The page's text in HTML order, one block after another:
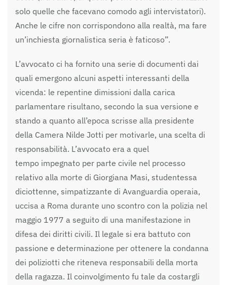
solo quelle che facevano comodo agli intervistatori).
Anche le cifre non corrispondono alla realtà, ma fare
un’inchiesta giornalistica seria è faticoso”.
L’avvocato ci ha fornito una serie di documenti dai
quali emergono alcuni aspetti interessanti della
vicenda: le repentine dimissioni dalla carica
parlamentare risultano, secondo la sua versione e
stando a quanto all’epoca scrisse alla presidente
della Camera Nilde Jotti per motivarle, una scelta di
responsabilità. L’avvocato era a quel
tempo impegnato per parte civile nel processo
relativo alla morte di Giorgiana Masi, studentessa
diciottenne, simpatizzante di Avanguardia operaia,
uccisa a Roma durante uno scontro con la polizia nel
maggio 1977 a seguito di una manifestazione in
difesa dei diritti civili. Il legale si era battuto con
passione e determinazione per ottenere la condanna
dei poliziotti che riteneva responsabili della morta
della ragazza. Il coinvolgimento fu tale da costargli